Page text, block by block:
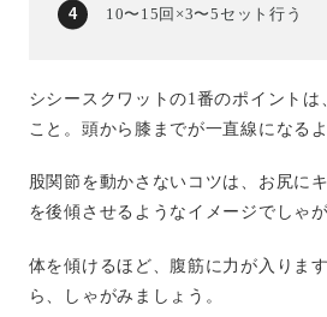
10〜15回×3〜5セット行う
シシースクワットの1番のポイントは
こと。頭から膝までが一直線になる
股関節を動かさないコツは、お尻に
を後傾させるようなイメージでしゃが
体を傾けるほど、腹筋に力が入りま
ら、しゃがみましょう。